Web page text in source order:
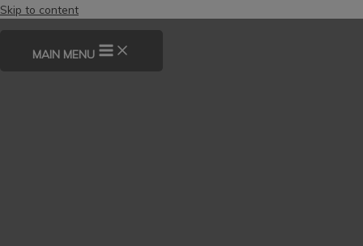
Skip to content
MAIN MENU